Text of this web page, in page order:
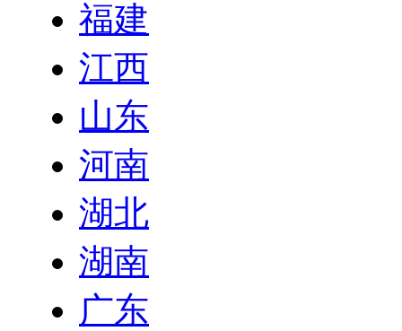
福建
江西
山东
河南
湖北
湖南
广东